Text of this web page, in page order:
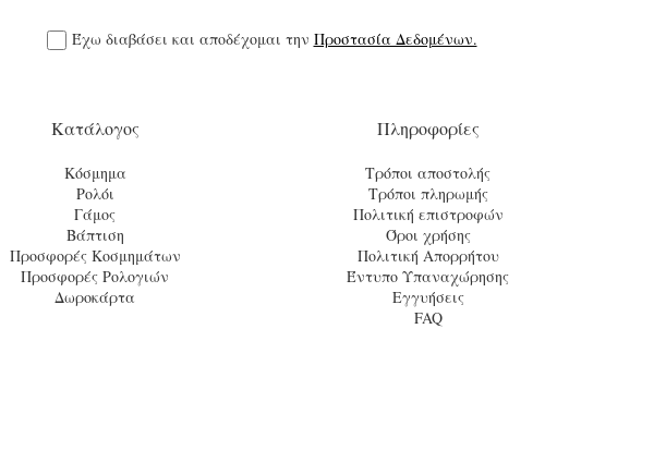
Έχω διαβάσει και αποδέχομαι την Προστασία Δεδομένων.
Κατάλογος
Κόσμημα
Ρολόι
Γάμος
Βάπτιση
Προσφορές Κοσμημάτων
Προσφορές Ρολογιών
Δωροκάρτα
Πληροφορίες
Τρόποι αποστολής
Τρόποι πληρωμής
Πολιτική επιστροφών
Όροι χρήσης
Πολιτική Απορρήτου
Έντυπο Υπαναχώρησης
Εγγυήσεις
FAQ